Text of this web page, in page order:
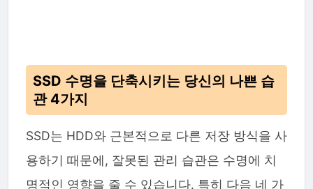
SSD 수명을 단축시키는 당신의 나쁜 습
관 4가지
SSD는 HDD와 근본적으로 다른 저장 방식을 사
용하기 때문에, 잘못된 관리 습관은 수명에 치
명적인 영향을 줄 수 있습니다. 특히 다음 네 가